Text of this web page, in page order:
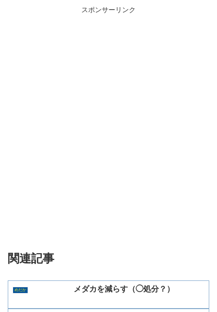
スポンサーリンク
関連記事
めだか メダカを減らす（◯処分？）